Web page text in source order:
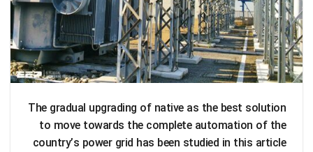
The gradual upgrading of native as the best solution
to move towards the complete automation of the
country’s power grid has been studied in this article